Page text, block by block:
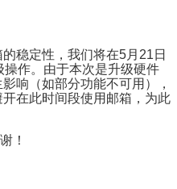
定性，我们将在5月21日
作。由于本次是升级硬件
响（如部分功能不可用），
在此时间段使用邮箱，为此
！